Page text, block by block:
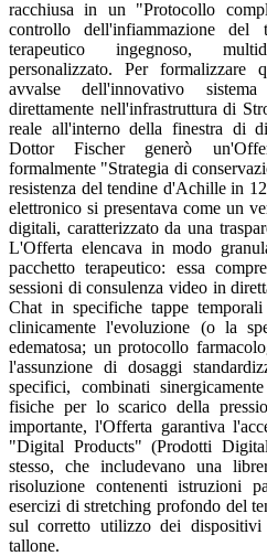
racchiusa in un "Protocollo
controllo dell'infiammazione
terapeutico ingegnoso,
personalizzato. Per formalizzare
avvalse dell'innovativo
direttamente nell'infrastruttura di
reale all'interno della finestra di
Dottor Fischer generò
formalmente "Strategia di
resistenza del tendine d'Achille in
elettronico si presentava come un
digitali, caratterizzato da una
L'Offerta elencava in modo
pacchetto terapeutico: essa
sessioni di consulenza video in
Chat in specifiche tappe
clinicamente l'evoluzione (o la
edematosa; un protocollo
l'assunzione di dosaggi
specifici, combinati
fisiche per lo scarico della
importante, l'Offerta garantiva
"Digital Products" (Prodotti
stesso, che includevano una
risoluzione contenenti istruzioni
esercizi di stretching profondo del
sul corretto utilizzo dei
tallone.